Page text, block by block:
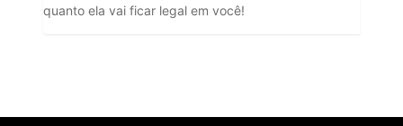
quanto ela vai ficar legal em você!